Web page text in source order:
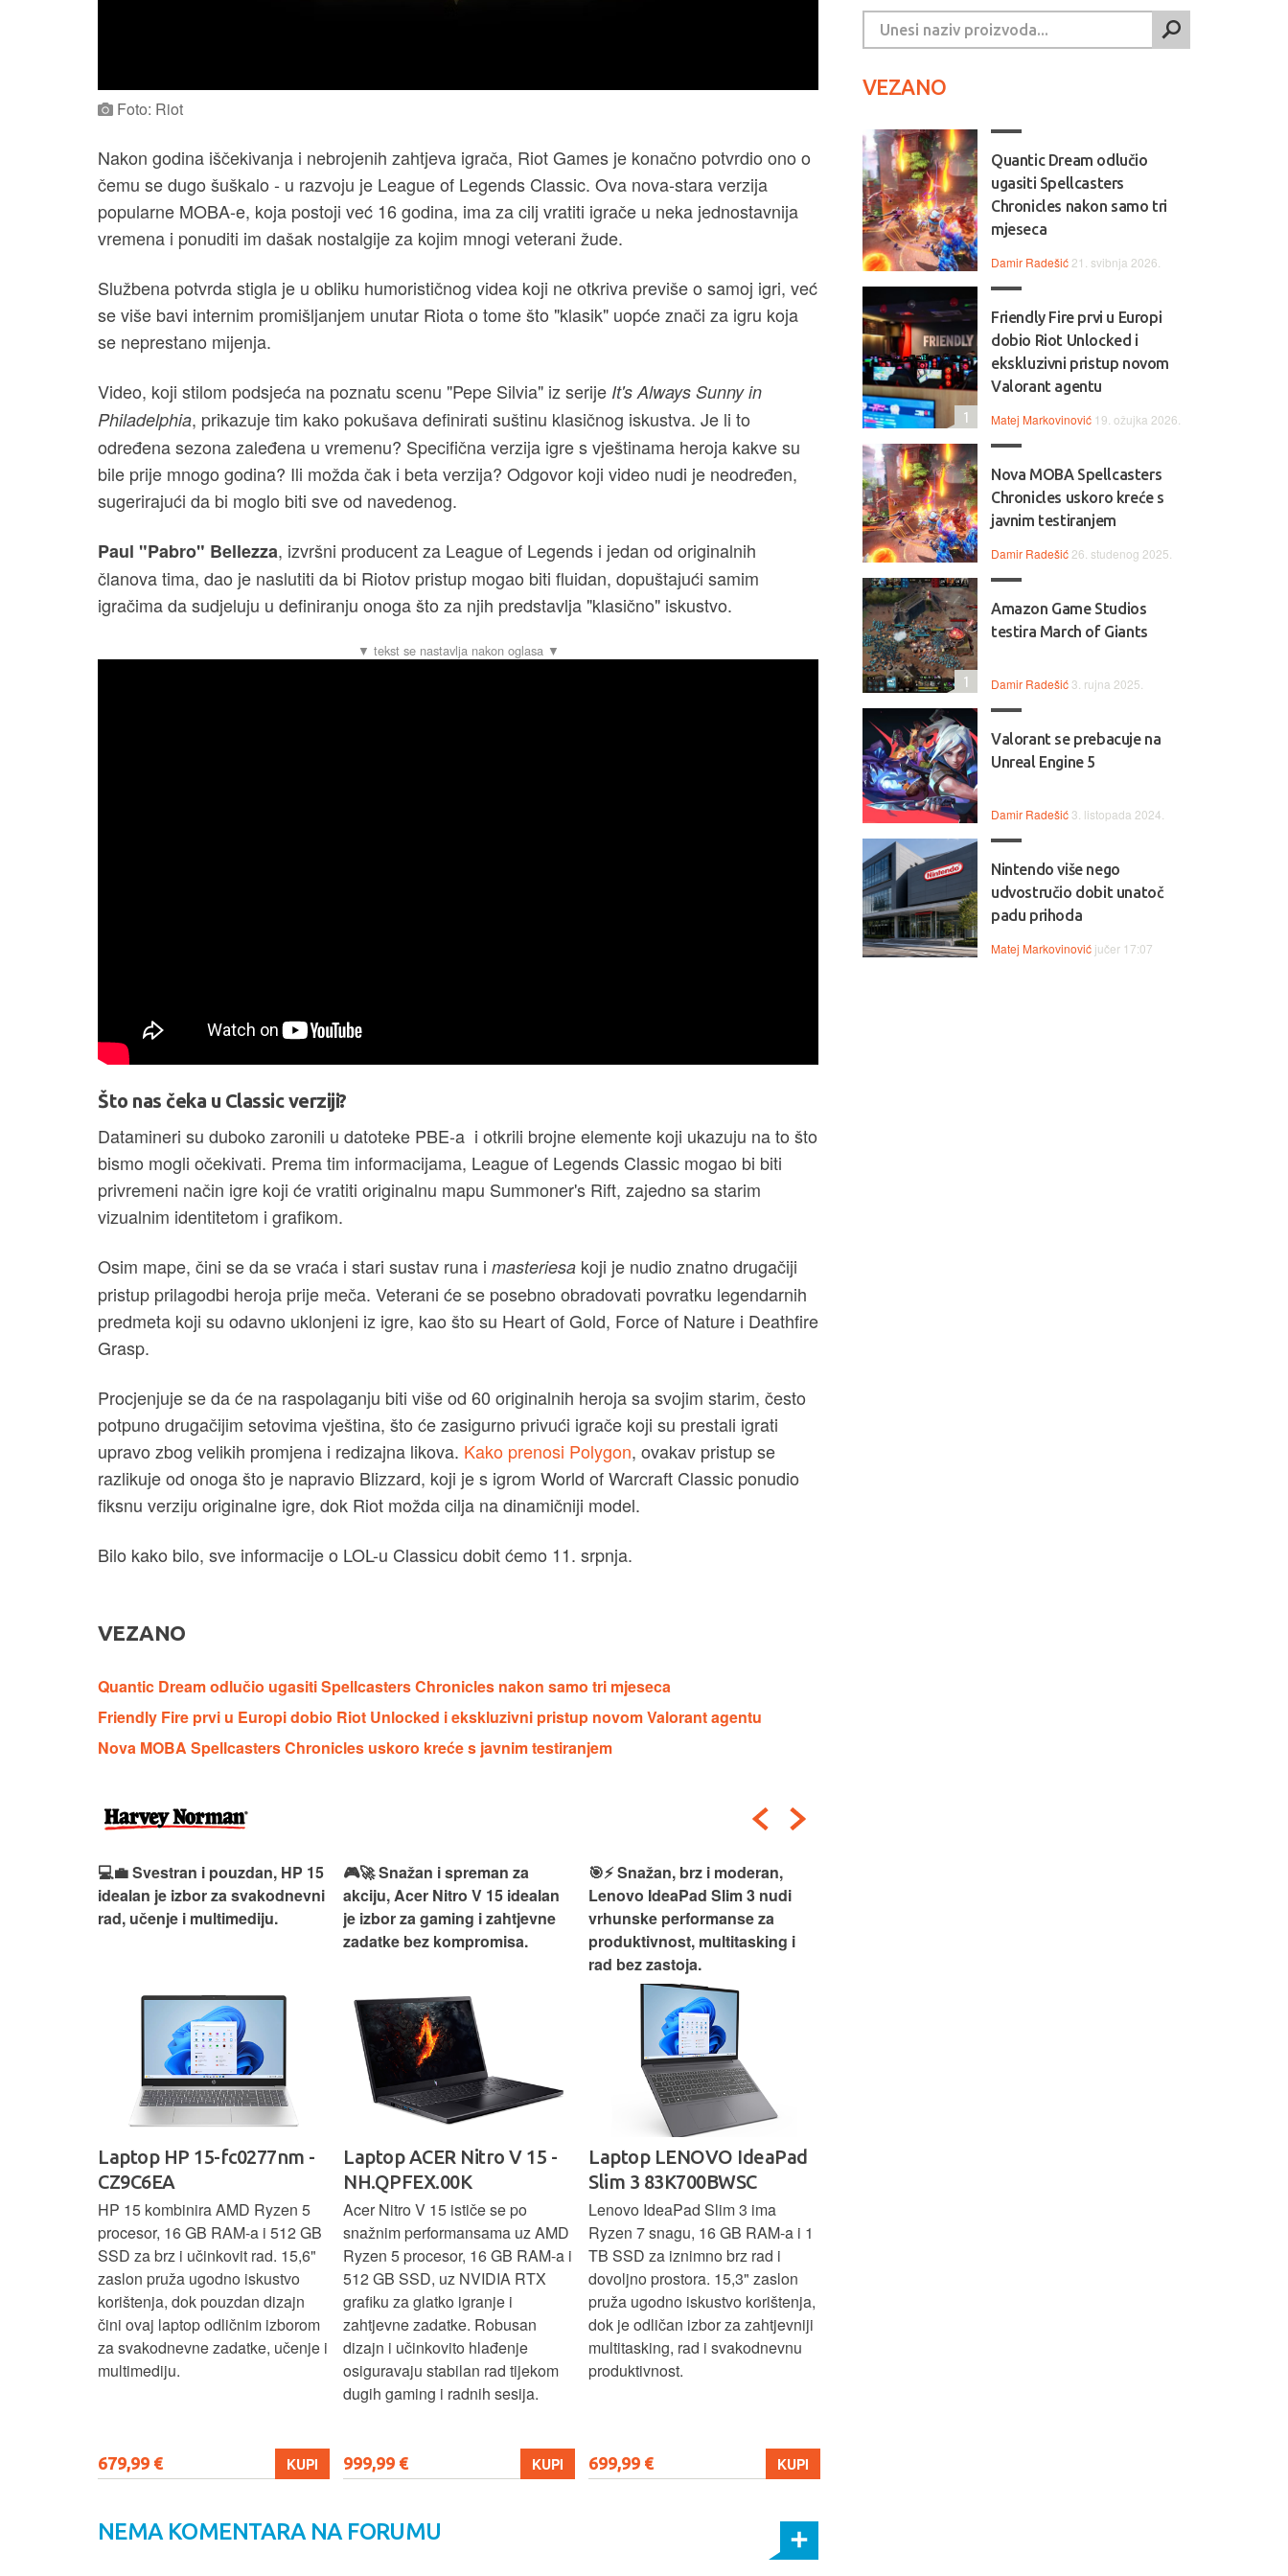
Foto: Riot
Nakon godina iščekivanja i nebrojenih zahtjeva igrača, Riot Games je konačno potvrdio ono o
čemu se dugo šuškalo - u razvoju je League of Legends Classic. Ova nova-stara verzija
popularne MOBA-e, koja postoji već 16 godina, ima za cilj vratiti igrače u neka jednostavnija
vremena i ponuditi im dašak nostalgije za kojim mnogi veterani žude.
Službena potvrda stigla je u obliku humorističnog videa koji ne otkriva previše o samoj igri, već
se više bavi internim promišljanjem unutar Riota o tome što "klasik" uopće znači za igru koja
se neprestano mijenja.
Video, koji stilom podsjeća na poznatu scenu "Pepe Silvia" iz serije It's Always Sunny in
Philadelphia, prikazuje tim kako pokušava definirati suštinu klasičnog iskustva. Je li to
određena sezona zaleđena u vremenu? Specifična verzija igre s vještinama heroja kakve su
bile prije mnogo godina? Ili možda čak i beta verzija? Odgovor koji video nudi je neodređen,
sugerirajući da bi moglo biti sve od navedenog.
Paul "Pabro" Bellezza, izvršni producent za League of Legends i jedan od originalnih
članova tima, dao je naslutiti da bi Riotov pristup mogao biti fluidan, dopuštajući samim
igračima da sudjeluju u definiranju onoga što za njih predstavlja "klasično" iskustvo.
Što nas čeka u Classic verziji?
Datamineri su duboko zaronili u datoteke PBE-a i otkrili brojne elemente koji ukazuju na to što
bismo mogli očekivati. Prema tim informacijama, League of Legends Classic mogao bi biti
privremeni način igre koji će vratiti originalnu mapu Summoner's Rift, zajedno sa starim
vizualnim identitetom i grafikom.
Osim mape, čini se da se vraća i stari sustav runa i masteriesa koji je nudio znatno drugačiji
pristup prilagodbi heroja prije meča. Veterani će se posebno obradovati povratku legendarnih
predmeta koji su odavno uklonjeni iz igre, kao što su Heart of Gold, Force of Nature i Deathfire
Grasp.
Procjenjuje se da će na raspolaganju biti više od 60 originalnih heroja sa svojim starim, često
potpuno drugačijim setovima vještina, što će zasigurno privući igrače koji su prestali igrati
upravo zbog velikih promjena i redizajna likova. Kako prenosi Polygon, ovakav pristup se
razlikuje od onoga što je napravio Blizzard, koji je s igrom World of Warcraft Classic ponudio
fiksnu verziju originalne igre, dok Riot možda cilja na dinamičniji model.
Bilo kako bilo, sve informacije o LOL-u Classicu dobit ćemo 11. srpnja.
VEZANO
Quantic Dream odlučio ugasiti Spellcasters Chronicles nakon samo tri mjeseca
Friendly Fire prvi u Europi dobio Riot Unlocked i ekskluzivni pristup novom Valorant agentu
Nova MOBA Spellcasters Chronicles uskoro kreće s javnim testiranjem
💻💼 Svestran i pouzdan, HP 15
idealan je izbor za svakodnevni
rad, učenje i multimediju.
Laptop HP 15-fc0277nm -
CZ9C6EA
HP 15 kombinira AMD Ryzen 5
procesor, 16 GB RAM-a i 512 GB
SSD za brz i učinkovit rad. 15,6"
zaslon pruža ugodno iskustvo
korištenja, dok pouzdan dizajn
čini ovaj laptop odličnim izborom
za svakodnevne zadatke, učenje i
multimediju.
679,99 € KUPI
🎮🚀 Snažan i spreman za
akciju, Acer Nitro V 15 idealan
je izbor za gaming i zahtjevne
zadatke bez kompromisa.
Laptop ACER Nitro V 15 -
NH.QPFEX.00K
Acer Nitro V 15 ističe se po
snažnim performansama uz AMD
Ryzen 5 procesor, 16 GB RAM-a i
512 GB SSD, uz NVIDIA RTX
grafiku za glatko igranje i
zahtjevne zadatke. Robusan
dizajn i učinkovito hlađenje
osiguravaju stabilan rad tijekom
dugih gaming i radnih sesija.
999,99 € KUPI
🎯⚡ Snažan, brz i moderan,
Lenovo IdeaPad Slim 3 nudi
vrhunske performanse za
produktivnost, multitasking i
rad bez zastoja.
Laptop LENOVO IdeaPad
Slim 3 83K700BWSC
Lenovo IdeaPad Slim 3 ima
Ryzen 7 snagu, 16 GB RAM-a i 1
TB SSD za iznimno brz rad i
dovoljno prostora. 15,3" zaslon
pruža ugodno iskustvo korištenja,
dok je odličan izbor za zahtjevniji
multitasking, rad i svakodnevnu
produktivnost.
699,99 € KUPI
NEMA KOMENTARA NA FORUMU
VEZANO
Quantic Dream odlučio
ugasiti Spellcasters
Chronicles nakon samo tri
mjeseca
Damir Radešić 21. svibnja 2026.
Friendly Fire prvi u Europi
dobio Riot Unlocked i
ekskluzivni pristup novom
Valorant agentu
Matej Markovinović 19. ožujka 2026.
1
Nova MOBA Spellcasters
Chronicles uskoro kreće s
javnim testiranjem
Damir Radešić 26. studenog 2025.
Amazon Game Studios
testira March of Giants
Damir Radešić 3. rujna 2025.
1
Valorant se prebacuje na
Unreal Engine 5
Damir Radešić 3. listopada 2024.
Nintendo više nego
udvostručio dobit unatoč
padu prihoda
Matej Markovinović jučer 17:07